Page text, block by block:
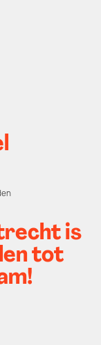
is
tot